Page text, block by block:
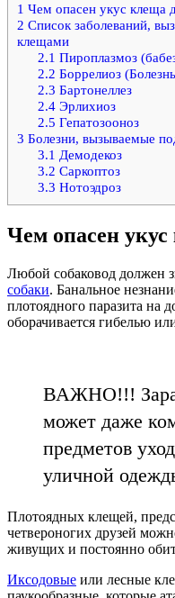
1 Чем опасен укус клеща
2 Список заболеваний,
клещами
2.1 Пироплазмоз
2.2 Боррелиоз
2.3 Бартонеллез
2.4Эрлихиоз
2.5 Гепатозооноз
3 Болезни, вызываемые
3.1 Демодекоз
3.2 Саркоптоз
3.3 Нотоэдроз
Чем опасен
Любой собаковод должен
собаки. Банальное
плотоядного паразита на
оборачивается гибелью
ВАЖНО!!!
может даже
предметов
уличной
Плотоядных клещей,
четвероногих друзей
живущих и постоянно
Иксодовые или лесные